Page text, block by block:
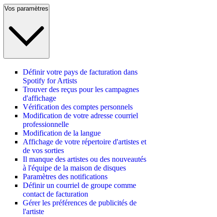
Vos paramètres
Définir votre pays de facturation dans
Spotify for Artists
Trouver des reçus pour les campagnes
d'affichage
Vérification des comptes personnels
Modification de votre adresse courriel
professionnelle
Modification de la langue
Affichage de votre répertoire d'artistes et
de vos sorties
Il manque des artistes ou des nouveautés
à l'équipe de la maison de disques
Paramètres des notifications
Définir un courriel de groupe comme
contact de facturation
Gérer les préférences de publicités de
l'artiste